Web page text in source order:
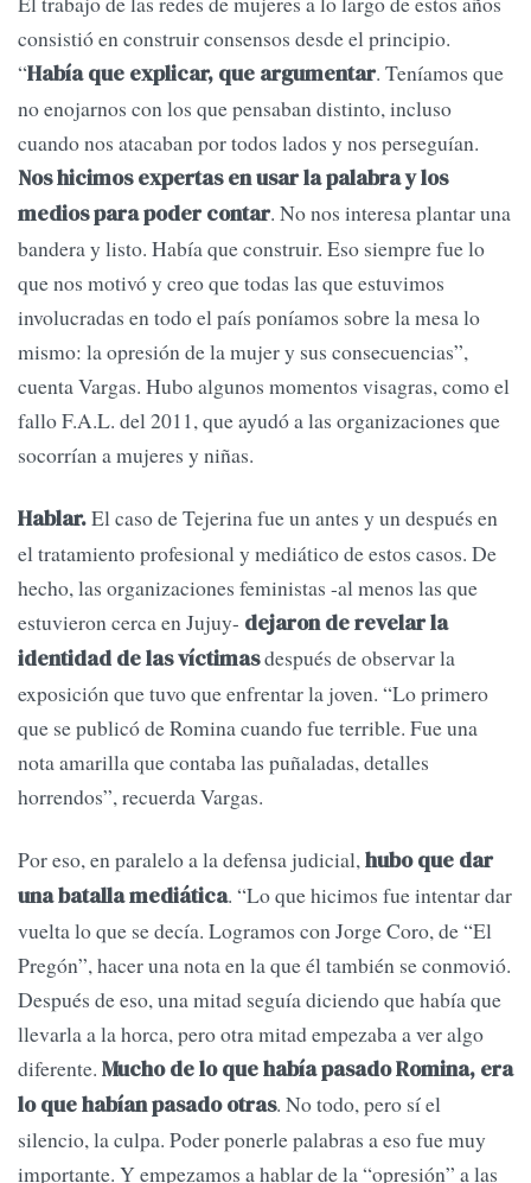
consistió en construir consensos desde el principio.
“Había que explicar, que argumentar. Teníamos que
no enojarnos con los que pensaban distinto, incluso
cuando nos atacaban por todos lados y nos perseguían.
Nos hicimos expertas en usar la palabra y los
medios para poder contar. No nos interesa plantar una
bandera y listo. Había que construir. Eso siempre fue lo
que nos motivó y creo que todas las que estuvimos
involucradas en todo el país poníamos sobre la mesa lo
mismo: la opresión de la mujer y sus consecuencias”,
cuenta Vargas. Hubo algunos momentos visagras, como el
fallo F.A.L. del 2011, que ayudó a las organizaciones que
socorrían a mujeres y niñas.
Hablar.El caso de Tejerina fue un antes y un después en
el tratamiento profesional y mediático de estos casos. De
hecho, las organizaciones feministas -al menos las que
estuvieron cerca en Jujuy- dejaron de revelar la
identidad de las víctimasdespués de observar la
exposición que tuvo que enfrentar la joven. “Lo primero
que se publicó de Romina cuando fue terrible. Fue una
nota amarilla que contaba las puñaladas, detalles
horrendos”, recuerda Vargas.
Por eso, en paralelo a la defensa judicial,hubo que dar
una batalla mediática. “Lo que hicimos fue intentar dar
vuelta lo que se decía. Logramos con Jorge Coro, de “El
Pregón”, hacer una nota en la que él también se conmovió.
Después de eso, una mitad seguía diciendo que había que
llevarla a la horca, pero otra mitad empezaba a ver algo
diferente. Mucho de lo que había pasado Romina, era
lo que habían pasado otras. No todo, pero sí el
silencio, la culpa. Poder ponerle palabras a eso fue muy
importante. Y empezamos a hablar de la “opresión” a las